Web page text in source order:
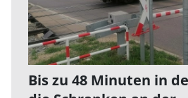
Bis zu 48 Minuten in